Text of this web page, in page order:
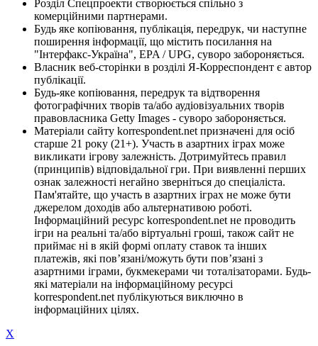
Розділ Спецпроекти створюється спільно з
комерційними партнерами.
Будь яке копіювання, публікація, передрук, чи наступне
поширення інформації, що містить посилання на
"Інтерфакс-Україна", EPA / UPG, суворо забороняється.
Власник веб-сторінки в розділі Я-Корреспондент є автор
публікації.
Будь-яке копіювання, передрук та відтворення
фотографічних творів та/або аудіовізуальних творів
правовласника Getty Images - суворо забороняється.
Матеріали сайту korrespondent.net призначені для осіб
старше 21 року (21+). Участь в азартних іграх може
викликати ігрову залежність. Дотримуйтесь правил
(принципів) відповідальної гри. При виявленні перших
ознак залежності негайно зверніться до спеціаліста.
Пам'ятайте, що участь в азартних іграх не може бути
джерелом доходів або альтернативою роботі.
Інформаційний ресурс korrespondent.net не проводить
ігри на реальні та/або віртуальні гроші, також сайт не
приймає ні в якій формі оплату ставок та інших
платежів, які пов’язані/можуть бути пов’язані з
азартними іграми, букмекерами чи тоталізаторами. Будь-
які матеріали на інформаційному ресурсі
korrespondent.net публікуються виключно в
інформаційних цілях.
X